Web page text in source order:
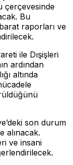
çerçevesinde
Bu
raporları ve
ile Dışişleri
ardından
altında
son durum
alınacak.
ve insani